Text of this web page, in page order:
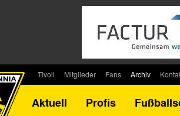
Tivoli
Mitglieder
Fans
Archiv
Aktuell
Profis